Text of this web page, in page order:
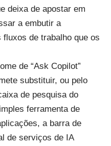
deixa de apostar em
a embutir a
de trabalho que os
de “Ask Copilot”
substituir, ou pelo
de pesquisa do
ferramenta de
a barra de
de serviços de IA